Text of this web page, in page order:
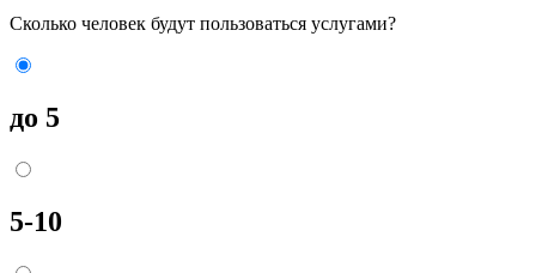
Сколько человек будут пользоваться услугами?
до 5
5-10